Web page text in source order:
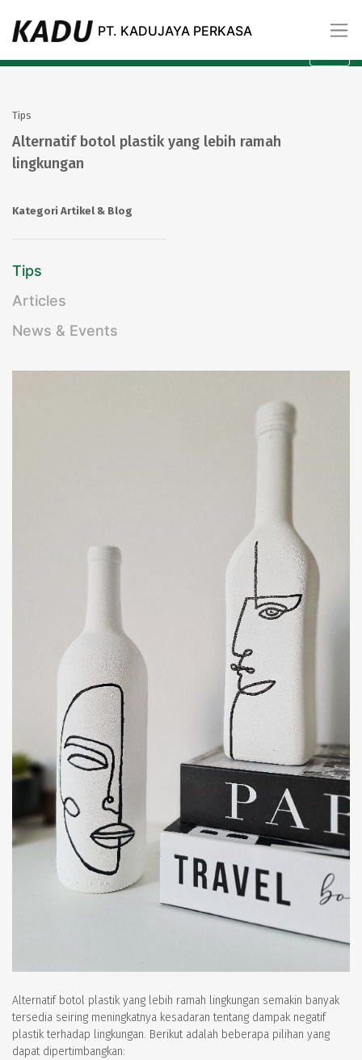
PT. KADUJAYA PERKASA
Artikel
Tips
Alternatif botol plastik yang lebih ramah
lingkungan
Kategori Artikel & Blog
Tips
Articles
News & Events
Alternatif botol plastik yang lebih ramah lingkungan semakin banyak
tersedia seiring meningkatnya kesadaran tentang dampak negatif
plastik terhadap lingkungan. Berikut adalah beberapa pilihan yang
dapat dipertimbangkan: